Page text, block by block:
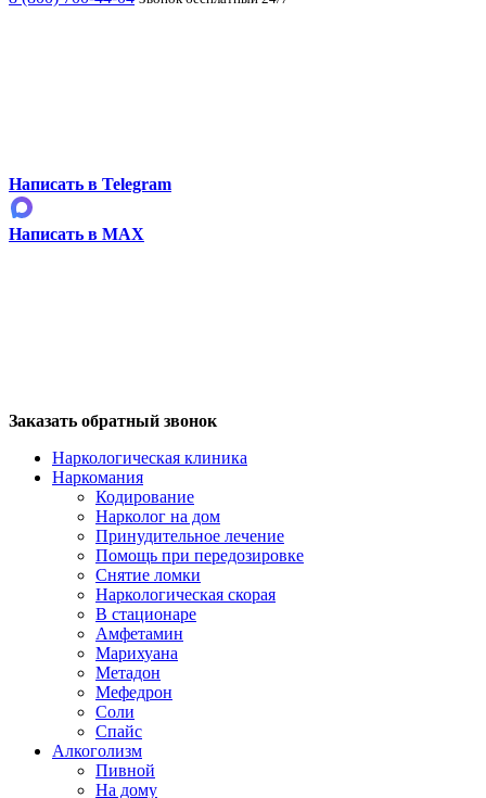
Написать в Telegram
Написать в MAX
Заказать обратный звонок
Наркологическая клиника
Наркомания
Кодирование
Нарколог на дом
Принудительное лечение
Помощь при передозировке
Снятие ломки
Наркологическая скорая
В стационаре
Амфетамин
Марихуана
Метадон
Мефедрон
Соли
Спайс
Алкоголизм
Пивной
На дому